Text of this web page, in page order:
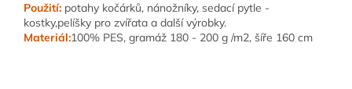
Použití: potahy kočárků, nánožníky, sedací pytle -
kostky,pelíšky pro zvířata a další výrobky.
Materiál:100% PES, gramáž 180 - 200 g /m2, šíře 160 cm